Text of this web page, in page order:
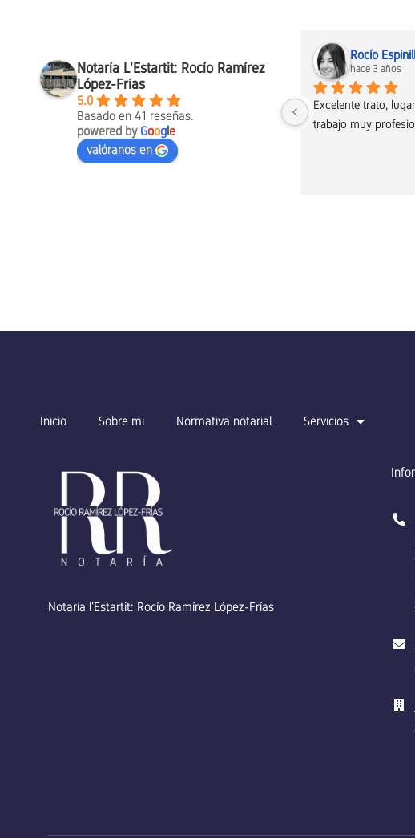
Notaría L'Estartit: Rocío Ramírez
López-Frias
5.0
Basado en 41 reseñas.
powered byGoogle
valóranos en
hace 3 años
A destacar la eficiencia y eficacia de esta
Notaría junto a la simpatía de todas y el
buen trato.
Rocío
hace 3 años
Excelente trato,
trabajo muy
Inicio Sobre mi Normativa notarial Servicios
Notaría l’Estartit: Rocío Ramírez López-Frías